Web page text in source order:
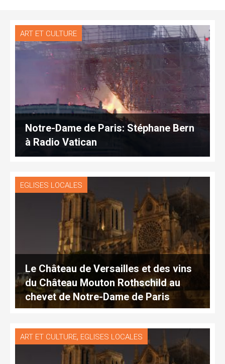
ART ET CULTURE
Notre-Dame de Paris: Stéphane Bern
à Radio Vatican
EGLISES LOCALES
Le Château de Versailles et des vins
du Château Mouton Rothschild au
chevet de Notre-Dame de Paris
ART ET CULTURE, EGLISES LOCALES